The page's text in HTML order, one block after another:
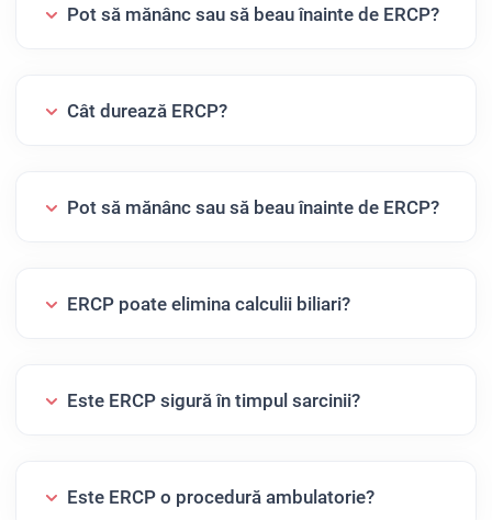
Pot să mănânc sau să beau înainte de ERCP?
Cât durează ERCP?
Pot să mănânc sau să beau înainte de ERCP?
ERCP poate elimina calculii biliari?
Este ERCP sigură în timpul sarcinii?
Este ERCP o procedură ambulatorie?